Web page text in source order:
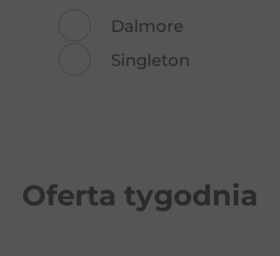
Dalmore
Singleton
Oferta tygodnia